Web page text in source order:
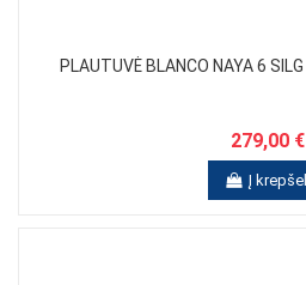
PLAUTUVĖ BLANCO NAYA 6
279,00 €
Į